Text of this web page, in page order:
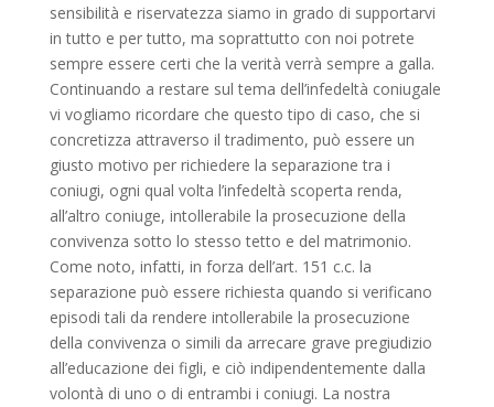
sensibilità e riservatezza siamo in grado di supportarvi
in tutto e per tutto, ma soprattutto con noi potrete
sempre essere certi che la verità verrà sempre a galla.
Continuando a restare sul tema dell’infedeltà coniugale
vi vogliamo ricordare che questo tipo di caso, che si
concretizza attraverso il tradimento, può essere un
giusto motivo per richiedere la separazione tra i
coniugi, ogni qual volta l’infedeltà scoperta renda,
all’altro coniuge, intollerabile la prosecuzione della
convivenza sotto lo stesso tetto e del matrimonio.
Come noto, infatti, in forza dell’art. 151 c.c. la
separazione può essere richiesta quando si verificano
episodi tali da rendere intollerabile la prosecuzione
della convivenza o simili da arrecare grave pregiudizio
all’educazione dei figli, e ciò indipendentemente dalla
volontà di uno o di entrambi i coniugi. La nostra